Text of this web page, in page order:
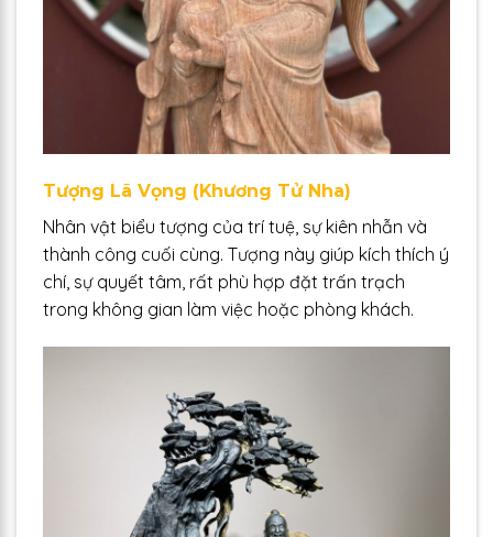
Tượng Lã Vọng (Khương Tử Nha)
Nhân vật biểu tượng của trí tuệ, sự kiên nhẫn và
thành công cuối cùng. Tượng này giúp kích thích ý
chí, sự quyết tâm, rất phù hợp đặt trấn trạch
trong không gian làm việc hoặc phòng khách.